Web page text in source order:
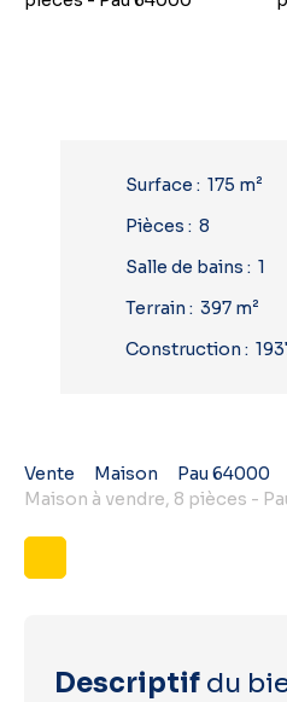
Surface : 175 m²
Pièces : 8
Salle de bains : 1
Terrain : 397 m²
Construction :
Vente Maison
Pau 64000
Maison à vendre, 8 pièces -
Descriptif du